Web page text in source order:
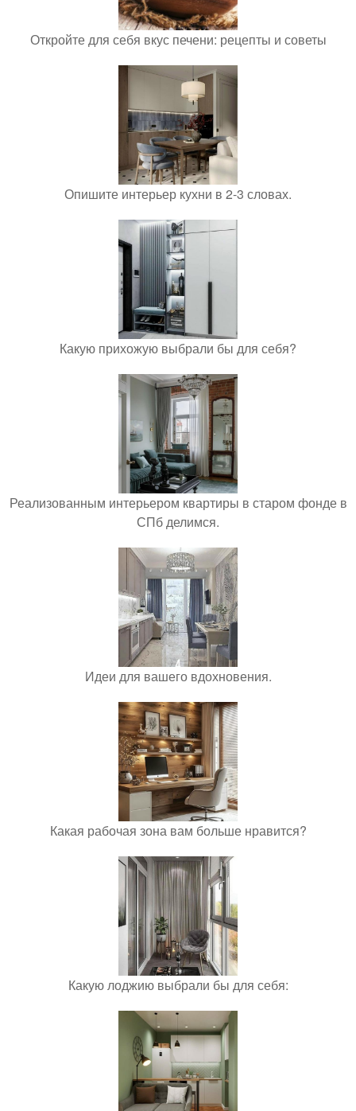
Откройте для себя вкус печени: рецепты и советы
Опишите интерьер кухни в 2-3 словах.
Какую прихожую выбрали бы для себя?
Реализованным интерьером квартиры в старом фонде в
СПб делимся.
Идеи для вашего вдохновения.
Какая рабочая зона вам больше нравится?
Какую лоджию выбрали бы для себя: